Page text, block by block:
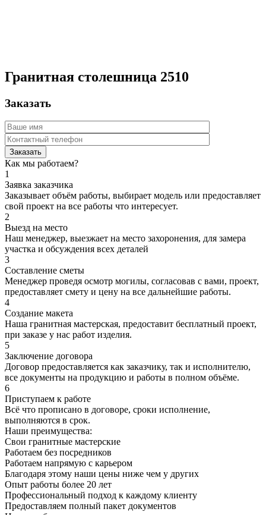
Гранитная столешница 2510
Заказать
Как мы работаем?
1
Заявка заказчика
Заказывает объём работы, выбирает модель или предоставляет
свой проект на все работы что интересует.
2
Выезд на место
Наш менеджер, выезжает на место захоронения, для замера
участка и обсуждения всех деталей
3
Составление сметы
Менеджер проведя осмотр могилы, согласовав с вами, проект,
предоставляет смету и цену на все дальнейшие работы.
4
Создание макета
Наша гранитная мастерская, предоставит бесплатный проект,
при заказе у нас работ изделия.
5
Заключение договора
Договор предоставляется как заказчику, так и исполнителю,
все документы на продукцию и работы в полном объёме.
6
Приступаем к работе
Всё что прописано в договоре, сроки исполнение,
выполняются в срок.
Наши преимущества:
Свои гранитные мастерские
Работаем без посредников
Работаем напрямую с карьером
Благодаря этому наши цены ниже чем у других
Опыт работы более 20 лет
Профессиональный подход к каждому клиенту
Предоставляем полный пакет документов